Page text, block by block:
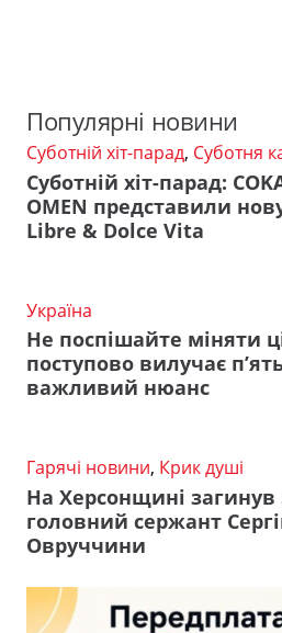
Популярні новини
Суботній хіт-парад, Суботня
Суботній хіт-парад:
OMEN представили
Libre & Dolce Vita
Україна
Не поспішайте міняти
поступово вилучає
важливий нюанс
Гарячі новини, Крик душі
На Херсонщині загинув
головний сержант
Овруччини